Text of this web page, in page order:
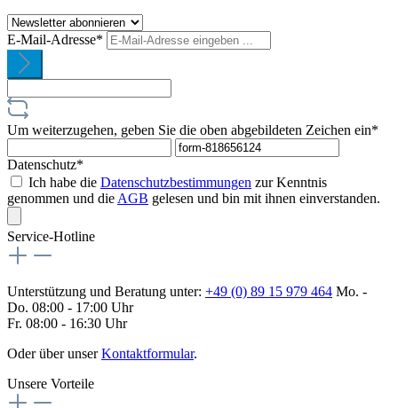
E-Mail-Adresse*
Um weiterzugehen, geben Sie die oben abgebildeten Zeichen ein*
Datenschutz*
Ich habe die Datenschutzbestimmungen zur Kenntnis
genommen und die AGB gelesen und bin mit ihnen einverstanden.
Service-Hotline
Unterstützung und Beratung unter: +49 (0) 89 15 979 464 Mo. -
Do. 08:00 - 17:00 Uhr
Fr. 08:00 - 16:30 Uhr
Oder über unserKontaktformular.
Unsere Vorteile